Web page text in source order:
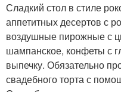
Сладкий стол в стиле
аппетитных десертов с
воздушные пирожные с
шампанское, конфеты с
выпечку. Обязательно
свадебного торта с